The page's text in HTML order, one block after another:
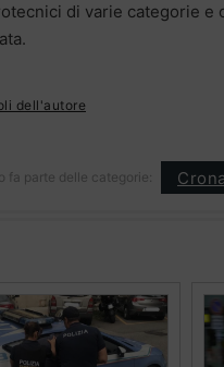
di varie categorie e
dell'autore
fa parte delle categorie: